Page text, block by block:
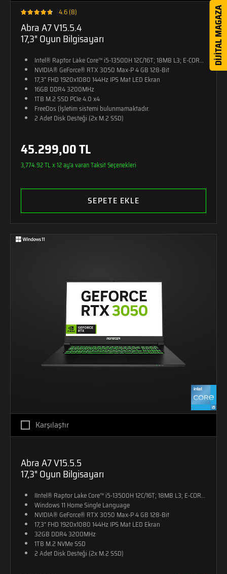
4.6 (8)
Abra A7 V15.5.4
17,3" Oyun Bilgisayarı
Intel® Raptor Lake Core™ i5-13500H 12C/16T; 18MB L3; E-CORE Max
NVIDIA® GeForce® RTX 3050 Max-P 4 GB 128-Bit
17,3" FHD 1920x1080 144Hz IPS Mat LED Ekran
16GB DDR4 3200MHz
1TB M.2 SSD PCIe 4.0 x4
FreeDos (İşletim sistemi bulunmamaktadır.
2 Adet Disk Desteği (2x M.2 SSD)
Monster Sırt Çantası Hediye
45.299,00 TL
3,774.92 TL x 12 ay'a varan Taksit Seçenekleri
SEPETE EKLE
Karşılaştır
Abra A7 V15.5.5
17,3" Oyun Bilgisayarı
IIntel® Raptor Lake Core™ i5-13500H 12C/16T; 18MB L3; E-CORE Max
Windows 11 Home Single Language
NVIDIA® GeForce® RTX 3050 Max-P 4 GB 128-Bit
17,3" FHD 1920x1080 144Hz IPS Mat LED Ekran
32GB DDR4 3200MHz
1TB M.2 NVMe SSD
2 Adet Disk Desteği (2x M.2 SSD)
DİJİTAL MAGAZA